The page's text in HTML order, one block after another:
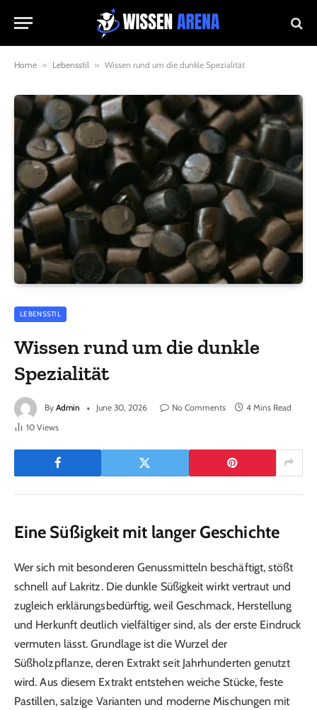
Home » Lebensstil » Wissen rund um die dunkle Spezialität
LEBENSSTIL
Wissen rund um die dunkle
Spezialität
By Admin June 30, 2026 No Comments
4 Mins Read
10 Views
Eine Süßigkeit mit langer Geschichte
Wer sich mit besonderen Genussmitteln beschäftigt, stößt
schnell auf Lakritz. Die dunkle Süßigkeit wirkt vertraut und
zugleich erklärungsbedürftig, weil Geschmack, Herstellung
und Herkunft deutlich vielfältiger sind, als der erste Eindruck
vermuten lässt. Grundlage ist die Wurzel der
Süßholzpflanze, deren Extrakt seit Jahrhunderten genutzt
wird. Aus diesem Extrakt entstehen weiche Stücke, feste
Pastillen, salzige Varianten und moderne Mischungen mit